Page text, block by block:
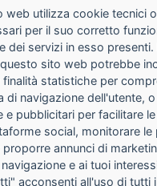
CHI SIAMO
CONTATTI
CONDIZIONI DI
web utilizza cookie tecnici
per il suo corretto
dei servizi in esso presenti.
sito web potrebbe
statistiche per
di navigazione dell'utente,
e pubblicitari per facilitare
social, monitorare le
annunci di
e ai tuoi
acconsenti all'uso di tutti